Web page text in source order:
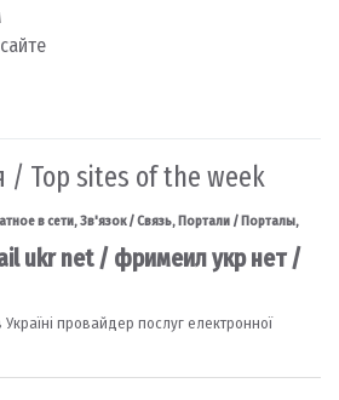
/ Top sites of the week